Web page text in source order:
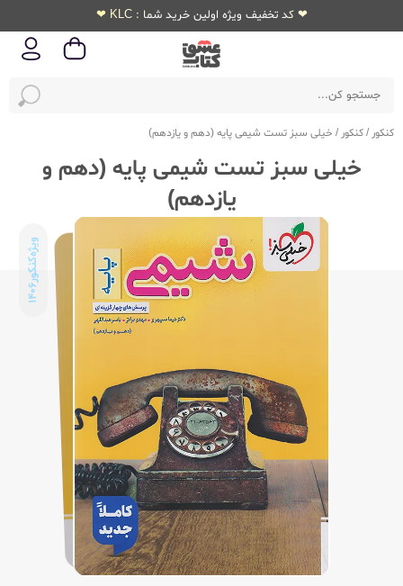
❤ کد تخفیف ویژه اولین خرید شما : KLC ❤
کنکور /کنکور / خیلی سبز تست شیمی پایه (دهم و یازدهم)
خیلی سبز تست شیمی پایه (دهم و
یازدهم)
ویژه‌کنکور
1406